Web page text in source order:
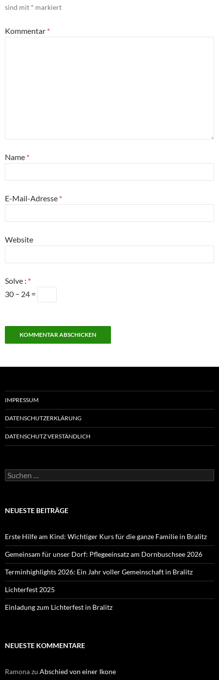
sind mit * markiert
Kommentar *
Name *
E-Mail-Adresse *
Website
Solve : *
30 − 24 =
IMPRESSUM
DATENSCHUTZERKLÄRUNG
DATENSCHUTZ VERSTÄNDLICH
Suchen
nach:
NEUESTE BEITRÄGE
Erste Hilfe am Kind: Wichtiger Kurs für die ganze Familie in Bralitz
Gemeinsam für unser Dorf: Pflegeeinsatz am Dornbuschsee 2026
Terminhighlights 2026: Ein Jahr voller Gemeinschaft in Bralitz
Lichterfest 2025
Einladung zum Lichterfest in Bralitz
NEUESTE KOMMENTARE
Ramonazu Abschied von einer Ikone